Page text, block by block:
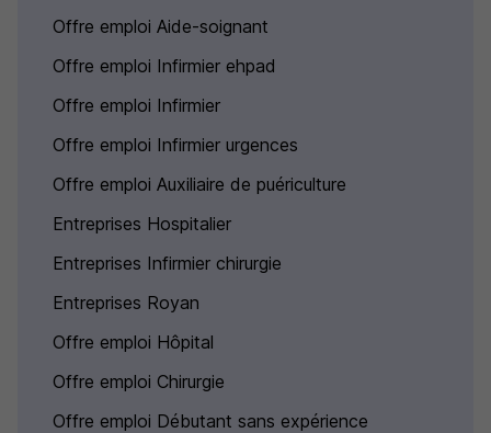
Offre emploi Aide-soignant
Offre emploi Infirmier ehpad
Offre emploi Infirmier
Offre emploi Infirmier urgences
Offre emploi Auxiliaire de puériculture
Entreprises Hospitalier
Entreprises Infirmier chirurgie
Entreprises Royan
Offre emploi Hôpital
Offre emploi Chirurgie
Offre emploi Débutant sans expérience